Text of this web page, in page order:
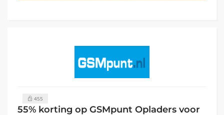
455
55% korting op GSMpunt Opladers voor